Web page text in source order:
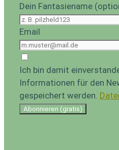
Dein Fantasiename
Email
Ich bin damit
Informationen für den
gespeichert werden.
Abonnieren (gratis)